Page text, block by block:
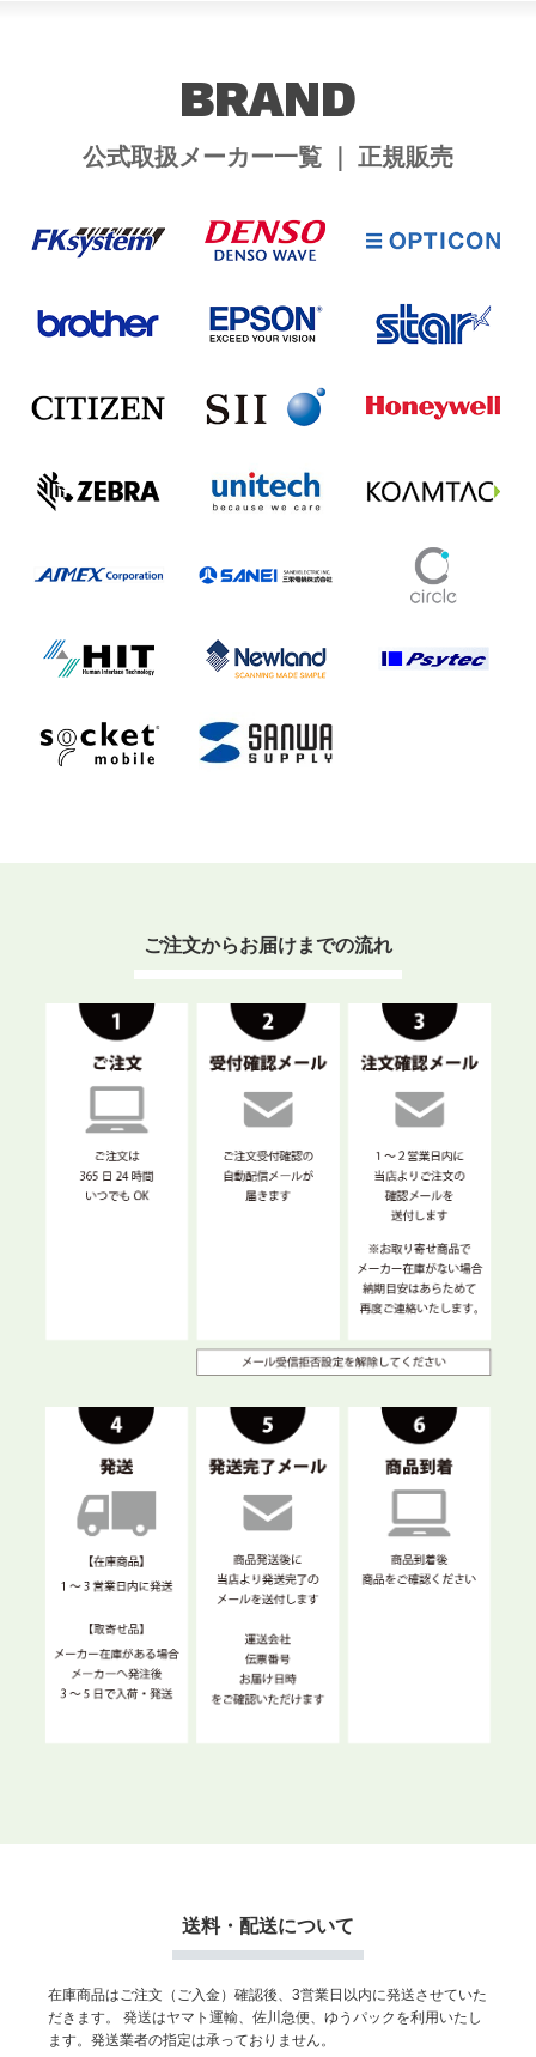
BRAND
公式取扱メーカー一覧 ｜ 正規販売
ご注文からお届けまでの流れ
送料・配送について
在庫商品はご注文（ご入金）確認後、3営業日以内に発送させていた
だきます。
発送はヤマト運輸、佐川急便、ゆうパックを利用いたし
ます。発送業者の指定は承っておりません。